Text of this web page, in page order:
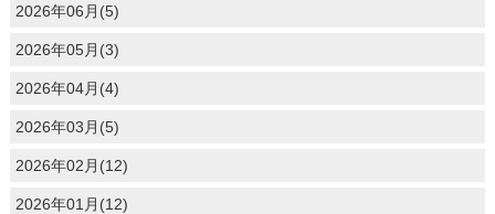
2026年06月(5)
2026年05月(3)
2026年04月(4)
2026年03月(5)
2026年02月(12)
2026年01月(12)